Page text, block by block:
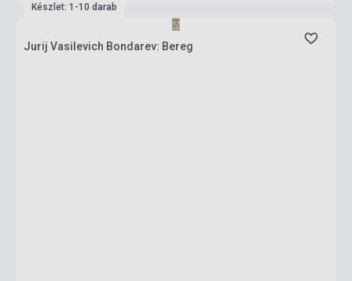
Készlet: 1-10 darab
Jurij Vasilevich Bondarev: Bereg